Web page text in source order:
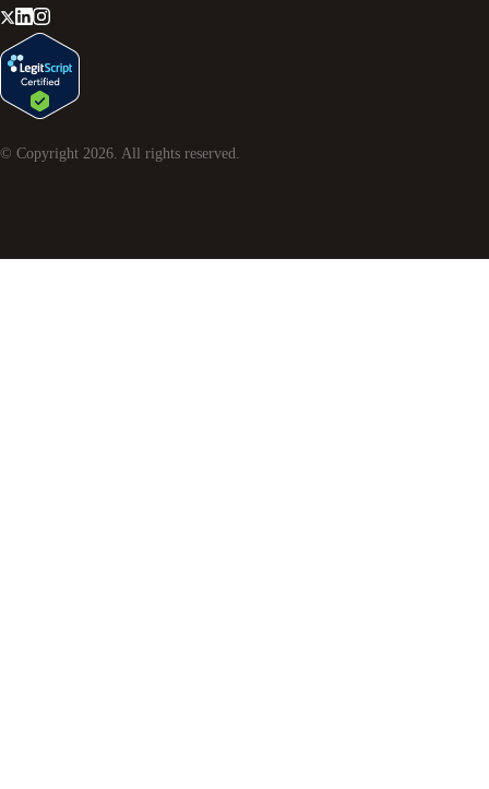
© Copyright 2026 . All rights reserved.